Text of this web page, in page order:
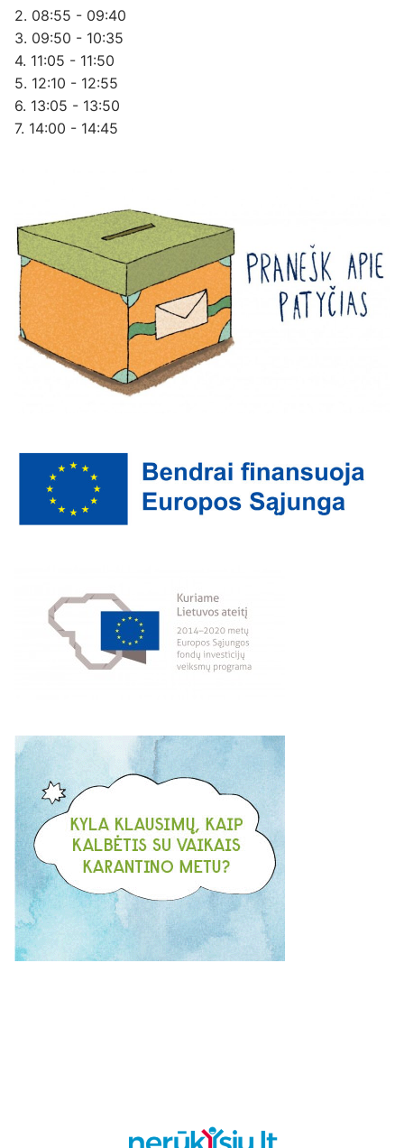
2. 08:55 - 09:40
3. 09:50 - 10:35
4. 11:05 - 11:50
5. 12:10 - 12:55
6. 13:05 - 13:50
7. 14:00 - 14:45